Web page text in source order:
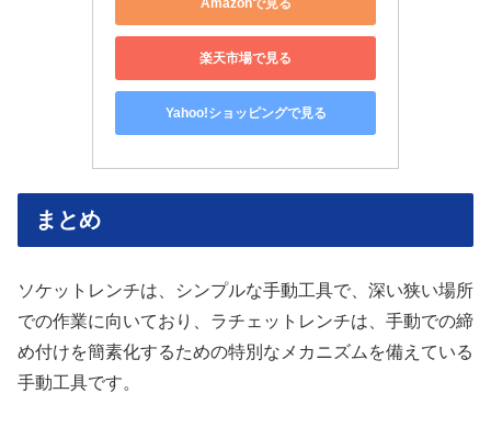
楽天市場で見る
Yahoo!ショッピングで見る
まとめ
ソケットレンチは、シンプルな手動工具で、深い狭い場所
での作業に向いており、ラチェットレンチは、手動での締
め付けを簡素化するための特別なメカニズムを備えている
手動工具です。